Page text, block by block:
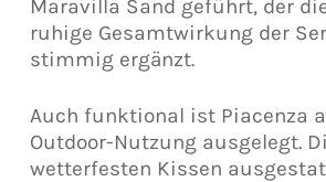
Maravilla Sand geführt, der
ruhige Gesamtwirkung der
stimmig ergänzt.
Auch funktional ist Piacenza
Outdoor-Nutzung ausgelegt.
wetterfesten Kissen